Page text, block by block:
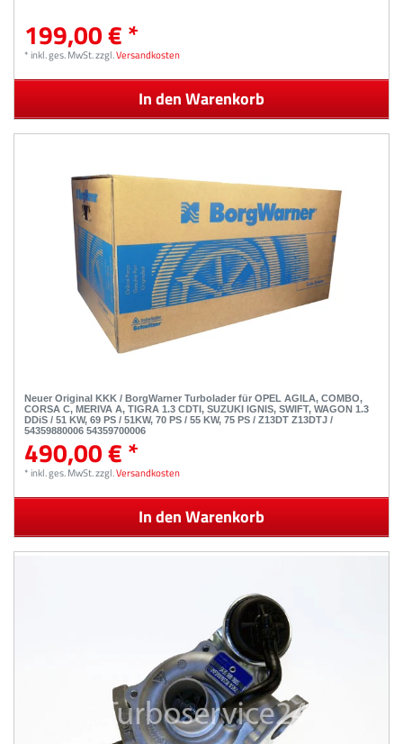
199,00 € *
*inkl. ges. MwSt.zzgl.Versandkosten
In den Warenkorb
Neuer Original KKK / BorgWarner Turbolader für OPEL AGILA, COMBO,
CORSA C, MERIVA A, TIGRA 1.3 CDTI, SUZUKI IGNIS, SWIFT, WAGON 1.3
DDiS / 51 KW, 69 PS / 51KW, 70 PS / 55 KW, 75 PS / Z13DT Z13DTJ /
54359880006 54359700006
490,00 € *
*inkl. ges. MwSt.zzgl.Versandkosten
In den Warenkorb